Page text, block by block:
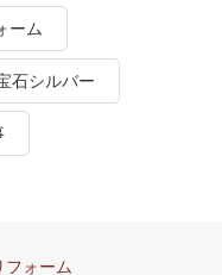
ーム
石シルバー
フォーム